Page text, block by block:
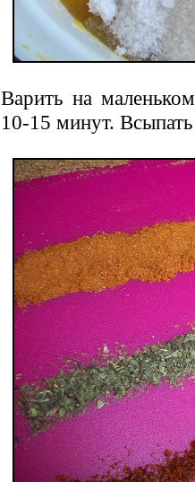
Варить на
10-15 минут.